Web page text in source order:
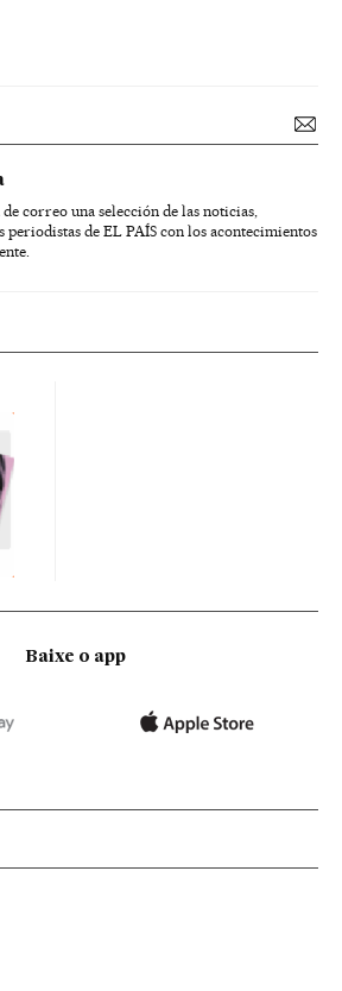
de correo una selección de las noticias,
periodistas de EL PAÍS con los acontecimientos
Baixe o app